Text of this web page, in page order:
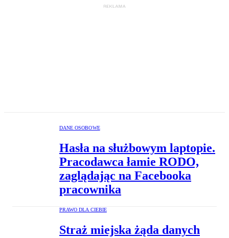
DANE OSOBOWE
Hasła na służbowym laptopie.
Pracodawca łamie RODO,
zaglądając na Facebooka
pracownika
PRAWO DLA CIEBIE
Straż miejska żąda danych